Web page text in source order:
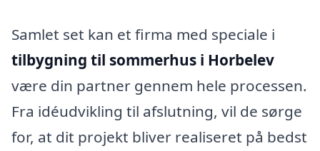
Samlet set kan et firma med speciale i
tilbygning til sommerhus i Horbelev
være din partner gennem hele processen.
Fra idéudvikling til afslutning, vil de sørge
for, at dit projekt bliver realiseret på bedst